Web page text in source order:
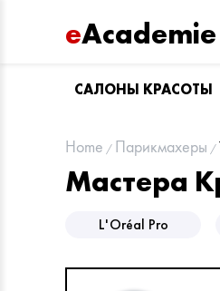
eAcademie
САЛОНЫ КРАСОТЫ
Home Парикмахеры
Мастера
L'Oréal Pro